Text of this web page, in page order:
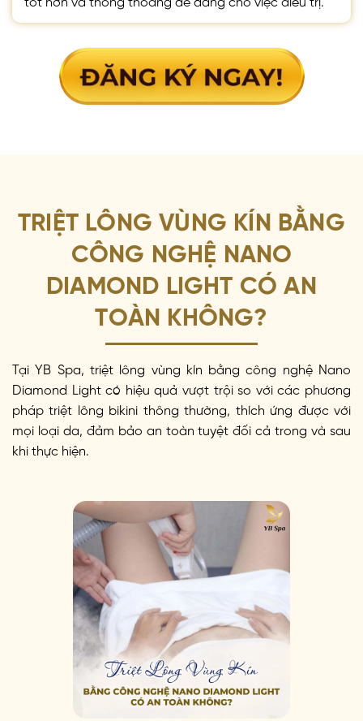
TRIỆT LÔNG VÙNG KÍN BẰNG
CÔNG NGHỆ NANO
DIAMOND LIGHT CÓ AN
TOÀN KHÔNG?
Tại YB Spa, triệt lông vùng kín bằng công nghệ Nano
Diamond Light có hiệu quả vượt trội so với các phương
pháp triệt lông bikini thông thường, thích ứng được với
mọi loại da, đảm bảo an toàn tuyệt đối cả trong và sau
khi thực hiện.